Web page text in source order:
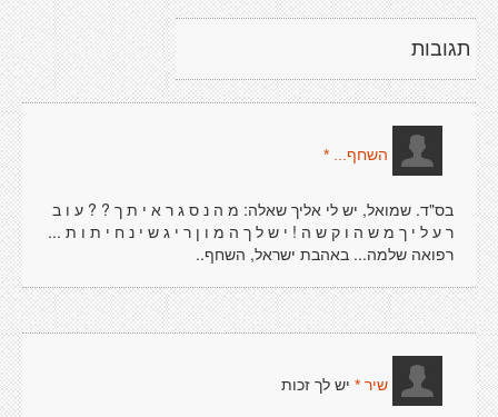
תגובות
השחף... *
בס"ד. שמואל, יש לי אליך שאלה: מ ה נ ס ג ר א י ת ך ? ? ע ו ב
ר ע ל י ך מ ש ה ו ק ש ה ! י ש ל ך ה מ ו ן ר י ג ש י נ ח י ת ו ת ...
רפואה שלמה... באהבת ישראל, השחף..
שיר * יש לך זכות